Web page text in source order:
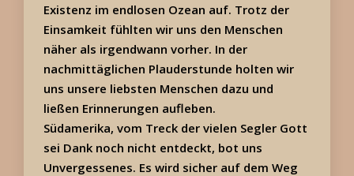
Existenz im endlosen Ozean auf. Trotz der
Einsamkeit fühlten wir uns den Menschen
näher als irgendwann vorher. In der
nachmittäglichen Plauderstunde holten wir
uns unsere liebsten Menschen dazu und
ließen Erinnerungen aufleben.
Südamerika, vom Treck der vielen Segler Gott
sei Dank noch nicht entdeckt, bot uns
Unvergessenes. Es wird sicher auf dem Weg